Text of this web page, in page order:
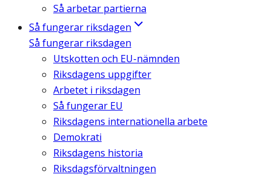
Så arbetar partierna
Så fungerar riksdagen
Så fungerar riksdagen
Utskotten och EU-nämnden
Riksdagens uppgifter
Arbetet i riksdagen
Så fungerar EU
Riksdagens internationella arbete
Demokrati
Riksdagens historia
Riksdagsförvaltningen